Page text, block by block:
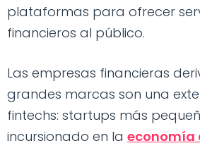
plataformas para ofrecer
financieros al público.
Las empresas financieras
grandes marcas son una
fintechs: startups más
incursionado en la economía